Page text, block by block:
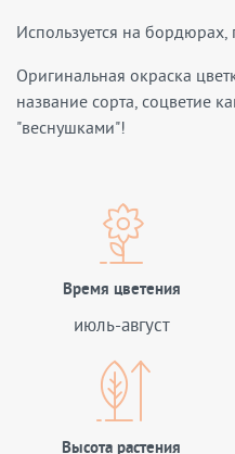
Используется на
Оригинальная окраска
название сорта, соцветие
"веснушками"!
Время цветения
июль-август
Высота растения